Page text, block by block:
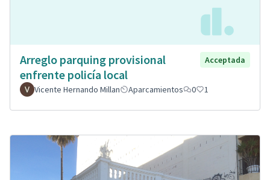
Arreglo parquing provisional
enfrente policía local
Acceptada
Vicente Hernando Millan Aparcamientos 0 1